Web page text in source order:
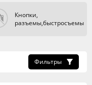
Кнопки,
разъемы,быстросъемы
Фильтры